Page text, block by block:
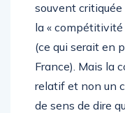
souvent critiquée
la « compétitivité
(ce qui serait en
France). Mais la
relatif et non un
de sens de dire